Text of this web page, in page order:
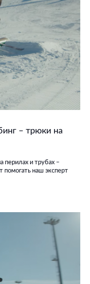
– трюки на
перилах и трубах –
помогать наш эксперт